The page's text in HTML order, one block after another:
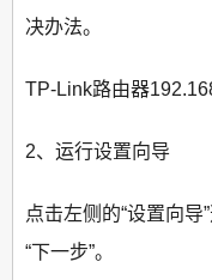
决办法。
TP-Link路由器
2、运行设置向导
点击左侧的“设置向
“下一步”。